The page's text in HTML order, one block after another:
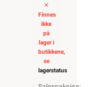
Finnes
ikke
på
lager i
butikkene,
se
lagerstatus